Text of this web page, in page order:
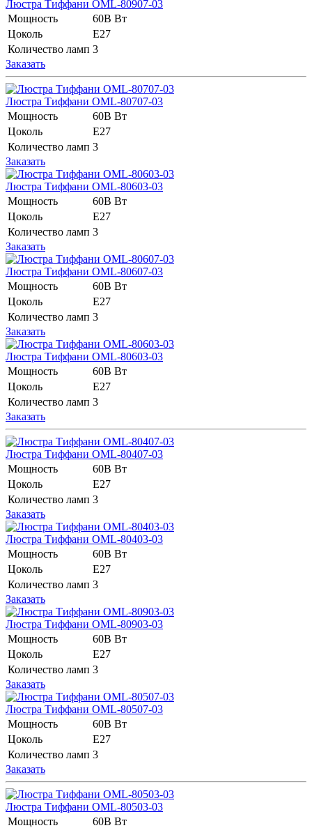
Люстра Тиффани OML-80907-03
Мощность
60В Вт
Цоколь
E27
Количество ламп 3
Заказать
Люстра Тиффани OML-80707-03
Мощность
60В Вт
Цоколь
E27
Количество ламп 3
Заказать
Люстра Тиффани OML-80603-03
Мощность
60В Вт
Цоколь
E27
Количество ламп 3
Заказать
Люстра Тиффани OML-80607-03
Мощность
60В Вт
Цоколь
E27
Количество ламп 3
Заказать
Люстра Тиффани OML-80603-03
Мощность
60В Вт
Цоколь
E27
Количество ламп 3
Заказать
Люстра Тиффани OML-80407-03
Мощность
60В Вт
Цоколь
E27
Количество ламп 3
Заказать
Люстра Тиффани OML-80403-03
Мощность
60В Вт
Цоколь
E27
Количество ламп 3
Заказать
Люстра Тиффани OML-80903-03
Мощность
60В Вт
Цоколь
E27
Количество ламп 3
Заказать
Люстра Тиффани OML-80507-03
Мощность
60В Вт
Цоколь
E27
Количество ламп 3
Заказать
Люстра Тиффани OML-80503-03
Мощность
60В Вт